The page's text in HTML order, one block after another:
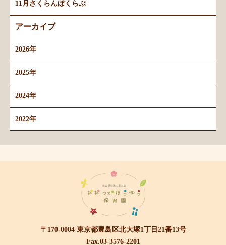
11月さくらんぼくらぶ
アーカイブ
2026年
2025年
2024年
2022年
〒170-0004 東京都豊島区北大塚1丁目21番13号
Fax.03-3576-2201